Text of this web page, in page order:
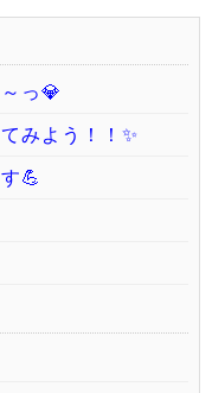
っ💎
みよう！！✨
💪